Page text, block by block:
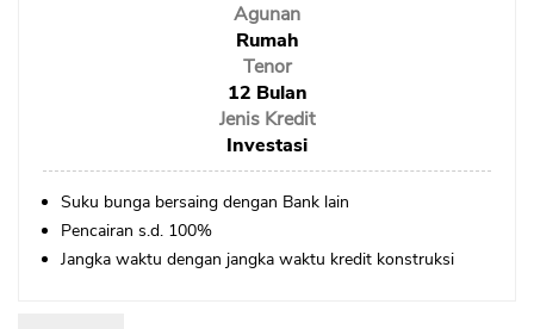
Asuransi Kesehatan
Agunan
Rumah
Tenor
12 Bulan
Jenis Kredit
Investasi
Suku bunga bersaing dengan Bank lain
Pencairan s.d. 100%
Jangka waktu dengan jangka waktu kredit konstruksi